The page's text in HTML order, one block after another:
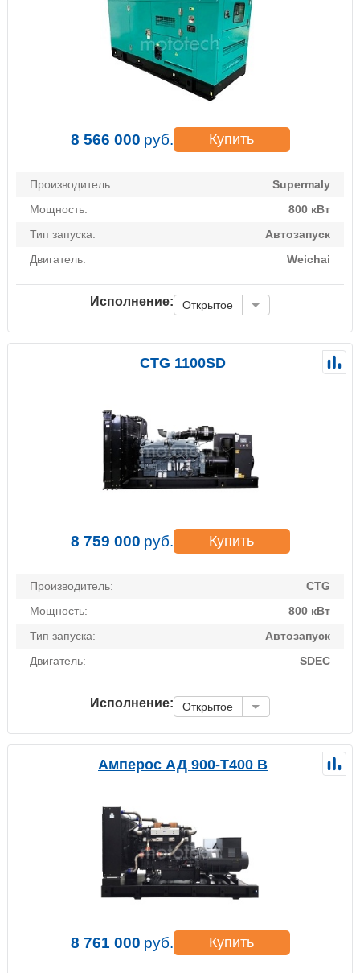
8 566 000 руб. Купить
Производитель:
Supermaly
Мощность:
800 кВт
Тип запуска:
Автозапуск
Двигатель:
Weichai
Исполнение: Открытое
CTG 1100SD
8 759 000 руб. Купить
Производитель:
CTG
Мощность:
800 кВт
Тип запуска:
Автозапуск
Двигатель:
SDEC
Исполнение: Открытое
Амперос АД 900-Т400 B
8 761 000 руб. Купить